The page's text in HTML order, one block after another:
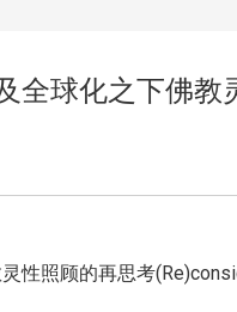
全球化之下佛
性照顾的再思考